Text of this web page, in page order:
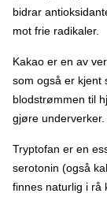
bidrar
mot frie radikaler.
Kakao er en av
som også er kjent
blodstrømmen til
gjøre underverker.
Tryptofan er en
serotonin (også
finnes naturlig i rå